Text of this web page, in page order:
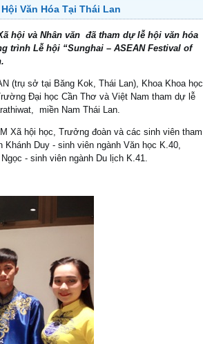
Văn Hóa Tại Thái Lan
hội và Nhân văn đã tham dự lễ hội văn hóa
trình Lễ hội “Sunghai – ASEAN Festival of
(trụ sở tại Băng Kok, Thái Lan), Khoa Khoa học
Đại học Cần Thơ và Việt Nam tham dự lễ
miền Nam Thái Lan.
Xã hội học, Trưởng đoàn và các sinh viên tham
Duy - sinh viên ngành Văn học K.40,
- sinh viên ngành Du lịch K.41.